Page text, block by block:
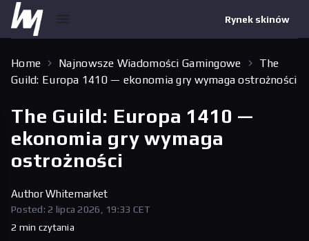
Rynek skinów
Home Najnowsze Wiadomości Gamingowe
The
Guild: Europa 1410 — ekonomia gry wymaga ostrożności
The Guild: Europa 1410 —
ekonomia gry wymaga
ostrożności
AuthorWhitemarket
Posted: 2 lipca 2026, 19:33 CET
2 min czytania